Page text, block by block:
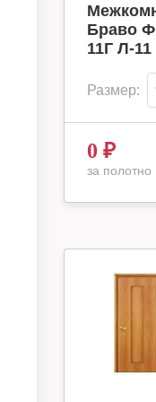
Браво
11Г Л-
Размер:
0 ₽
за полотно